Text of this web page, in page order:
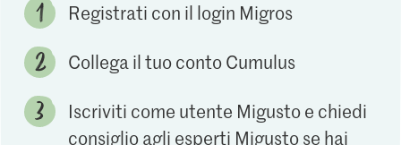
Registrati con il login Migros
Collega il tuo conto Cumulus
Iscriviti come utente Migusto e chiedi
consiglio agli esperti Migusto se hai